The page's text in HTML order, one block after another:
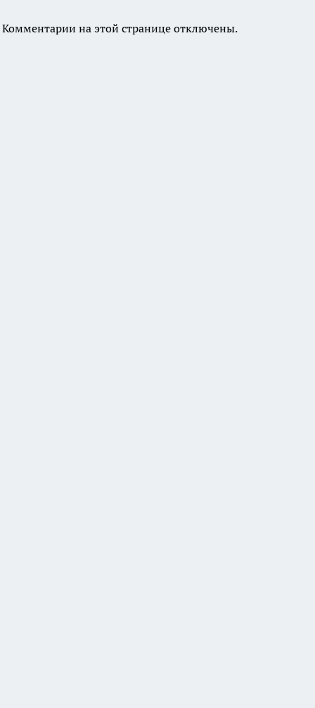
Комментарии на этой странице отключены.